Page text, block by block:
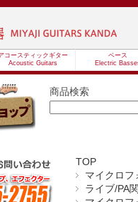
コースティックギター
Acoustic Guitars
ベース
Electric
商品検索
TOP
マイクロフ
ライブ/PA